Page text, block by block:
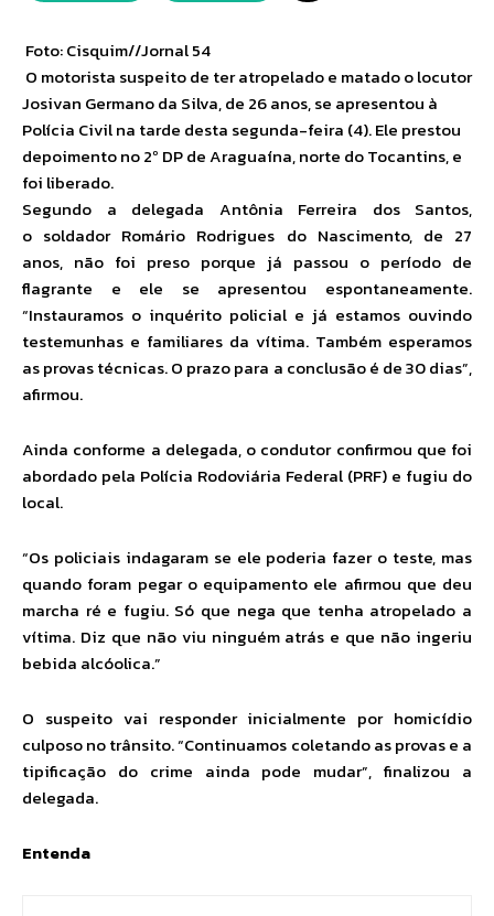
Foto: Cisquim//Jornal 54
O motorista suspeito de ter atropelado e matado o locutor
Josivan Germano da Silva, de 26 anos, se apresentou à
Polícia Civil na tarde desta segunda-feira (4). Ele prestou
depoimento no 2º DP de Araguaína, norte do Tocantins, e
foi liberado.
Segundo a delegada Antônia Ferreira dos Santos,
o soldador Romário Rodrigues do Nascimento, de 27
anos, não foi preso porque já passou o período de
flagrante e ele se apresentou espontaneamente.
“Instauramos o inquérito policial e já estamos ouvindo
testemunhas e familiares da vítima. Também esperamos
as provas técnicas. O prazo para a conclusão é de 30 dias”,
afirmou.
Ainda conforme a delegada, o condutor confirmou que foi
abordado pela Polícia Rodoviária Federal (PRF) e fugiu do
local.
“Os policiais indagaram se ele poderia fazer o teste, mas
quando foram pegar o equipamento ele afirmou que deu
marcha ré e fugiu. Só que nega que tenha atropelado a
vítima. Diz que não viu ninguém atrás e que não ingeriu
bebida alcóolica.”
O suspeito vai responder inicialmente por homicídio
culposo no trânsito. “Continuamos coletando as provas e a
tipificação do crime ainda pode mudar”, finalizou a
delegada.
Entenda